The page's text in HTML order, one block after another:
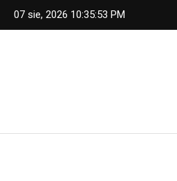
Skip
to
07 sie, 2026 10:35:54 PM